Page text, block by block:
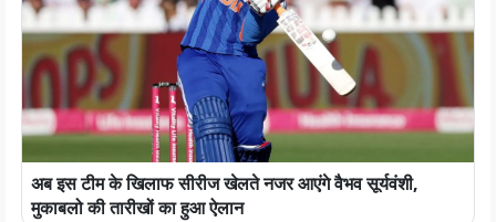
अब इस टीम के खिलाफ सीरीज खेलते नजर आएंगे वैभव सूर्यवंशी,
मुकाबलो की तारीखों का हुआ ऐलान